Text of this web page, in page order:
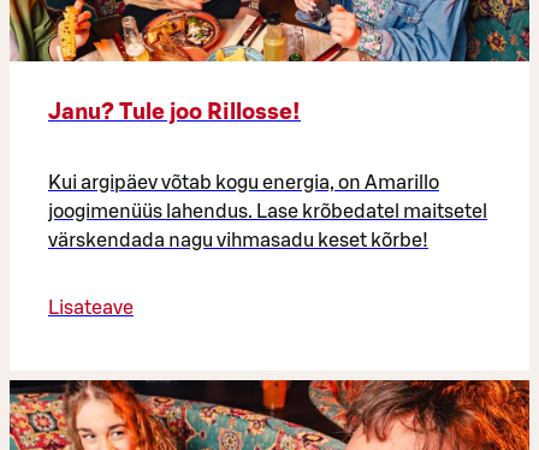
Janu? Tule joo Rillosse!
Kui argipäev võtab kogu energia, on Amarillo
joogimenüüs lahendus. Lase krõbedatel maitsetel
värskendada nagu vihmasadu keset kõrbe!
Lisateave